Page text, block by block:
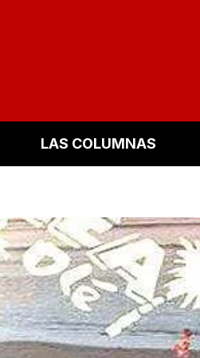
LAS COLUMNAS